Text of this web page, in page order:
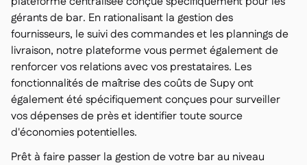
gérants de bar. En rationalisant la gestion des
fournisseurs, le suivi des commandes et les plannings de
livraison, notre plateforme vous permet également de
renforcer vos relations avec vos prestataires. Les
fonctionnalités de maîtrise des coûts de Supy ont
également été spécifiquement conçues pour surveiller
vos dépenses de près et identifier toute source
d'économies potentielles.
Prêt à faire passer la gestion de votre bar au niveau